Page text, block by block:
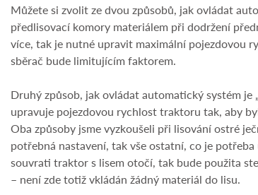
Můžete si zvolit ze dvou způsobů, jak ovládat
předlisovací komory materiálem při dodržení
více, tak je nutné upravit maximální pojezdovou
sběrač bude limitujícím faktorem.
Druhý způsob, jak ovládat automatický systém
upravuje pojezdovou rychlost traktoru tak, aby
Oba způsoby jsme vyzkoušeli při lisování ostré
potřebná nastavení, tak vše ostatní, co je
souvrati traktor s lisem otočí, tak bude použita
– není zde totiž vkládán žádný materiál do lisu.